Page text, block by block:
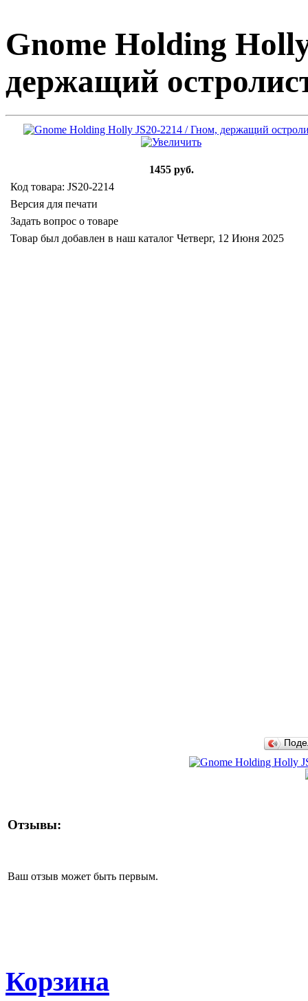
Gnome Holding
держащий
1455 руб.
Код товара: JS20-2214
Версия для печати
Задать вопрос о товаре
Товар был добавлен в наш каталог Четверг, 12 Июня 2025
Отзывы:
Ваш отзыв может быть первым.
Корзина